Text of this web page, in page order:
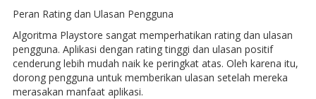
Peran Rating dan Ulasan Pengguna
Algoritma Playstore sangat memperhatikan rating dan ulasan
pengguna. Aplikasi dengan rating tinggi dan ulasan positif
cenderung lebih mudah naik ke peringkat atas. Oleh karena itu,
dorong pengguna untuk memberikan ulasan setelah mereka
merasakan manfaat aplikasi.